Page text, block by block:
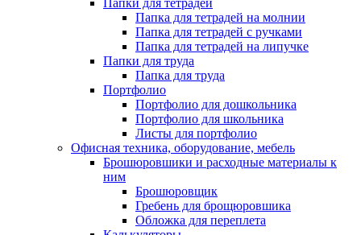
Папки для тетрадей
Папка для тетрадей на молнии
Папка для тетрадей с ручками
Папка для тетрадей на липучке
Папки для труда
Папка для труда
Портфолио
Портфолио для дошкольника
Портфолио для школьника
Листы для портфолио
Офисная техника, оборудование, мебель
Брошюровшики и расходные материалы к
ним
Брошюровщик
Гребень для брощюровшика
Обложка для переплета